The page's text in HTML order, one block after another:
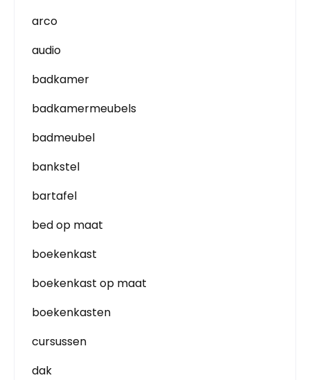
arco
audio
badkamer
badkamermeubels
badmeubel
bankstel
bartafel
bed op maat
boekenkast
boekenkast op maat
boekenkasten
cursussen
dak